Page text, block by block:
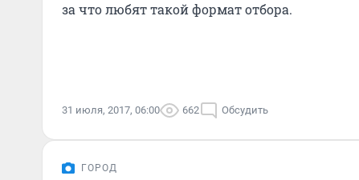
за что любят такой формат отбора.
31 июля, 2017, 06:00 662 Обсудить
ГОРОД